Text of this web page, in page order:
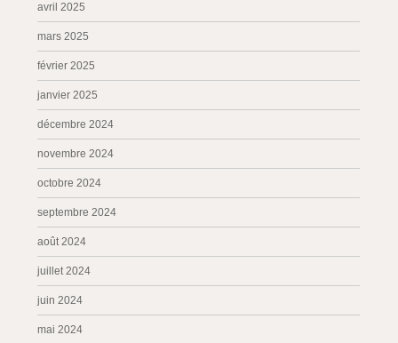
avril 2025
mars 2025
février 2025
janvier 2025
décembre 2024
novembre 2024
octobre 2024
septembre 2024
août 2024
juillet 2024
juin 2024
mai 2024